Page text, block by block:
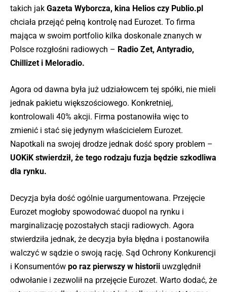
takich jak Gazeta Wyborcza, kina Helios czy Publio.pl
chciała przejąć pełną kontrolę nad Eurozet. To firma
mająca w swoim portfolio kilka doskonale znanych w
Polsce rozgłośni radiowych – Radio Zet, Antyradio,
Chillizet i Meloradio.
Agora od dawna była już udziałowcem tej spółki, nie mieli
jednak pakietu większościowego. Konkretniej,
kontrolowali 40% akcji. Firma postanowiła więc to
zmienić i stać się jedynym właścicielem Eurozet.
Napotkali na swojej drodze jednak dość spory problem –
UOKiK stwierdził, że tego rodzaju fuzja będzie szkodliwa
dla rynku.
Decyzja była dość ogólnie uargumentowana. Przejęcie
Eurozet mogłoby spowodować duopol na rynku i
marginalizację pozostałych stacji radiowych. Agora
stwierdziła jednak, że decyzja była błędna i postanowiła
walczyć w sądzie o swoją rację. Sąd Ochrony Konkurencji
i Konsumentów po raz pierwszy w historii uwzględnił
odwołanie i zezwolił na przejęcie Eurozet. Warto dodać, że